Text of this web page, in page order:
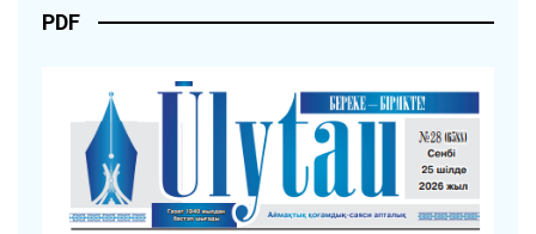
PDF